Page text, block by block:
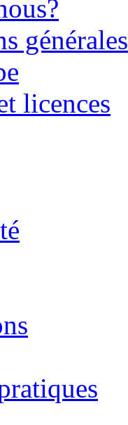
générales
licences